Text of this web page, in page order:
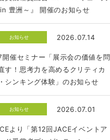
豊洲～』 開催のお知らせ
お知らせ 2026.07.14
催セミナー「展示会の価値を問
す！思考力を高めるクリティカ
シンキング体験」のお知らせ
お知らせ 2026.07.01
より「第12回JACEイベントア